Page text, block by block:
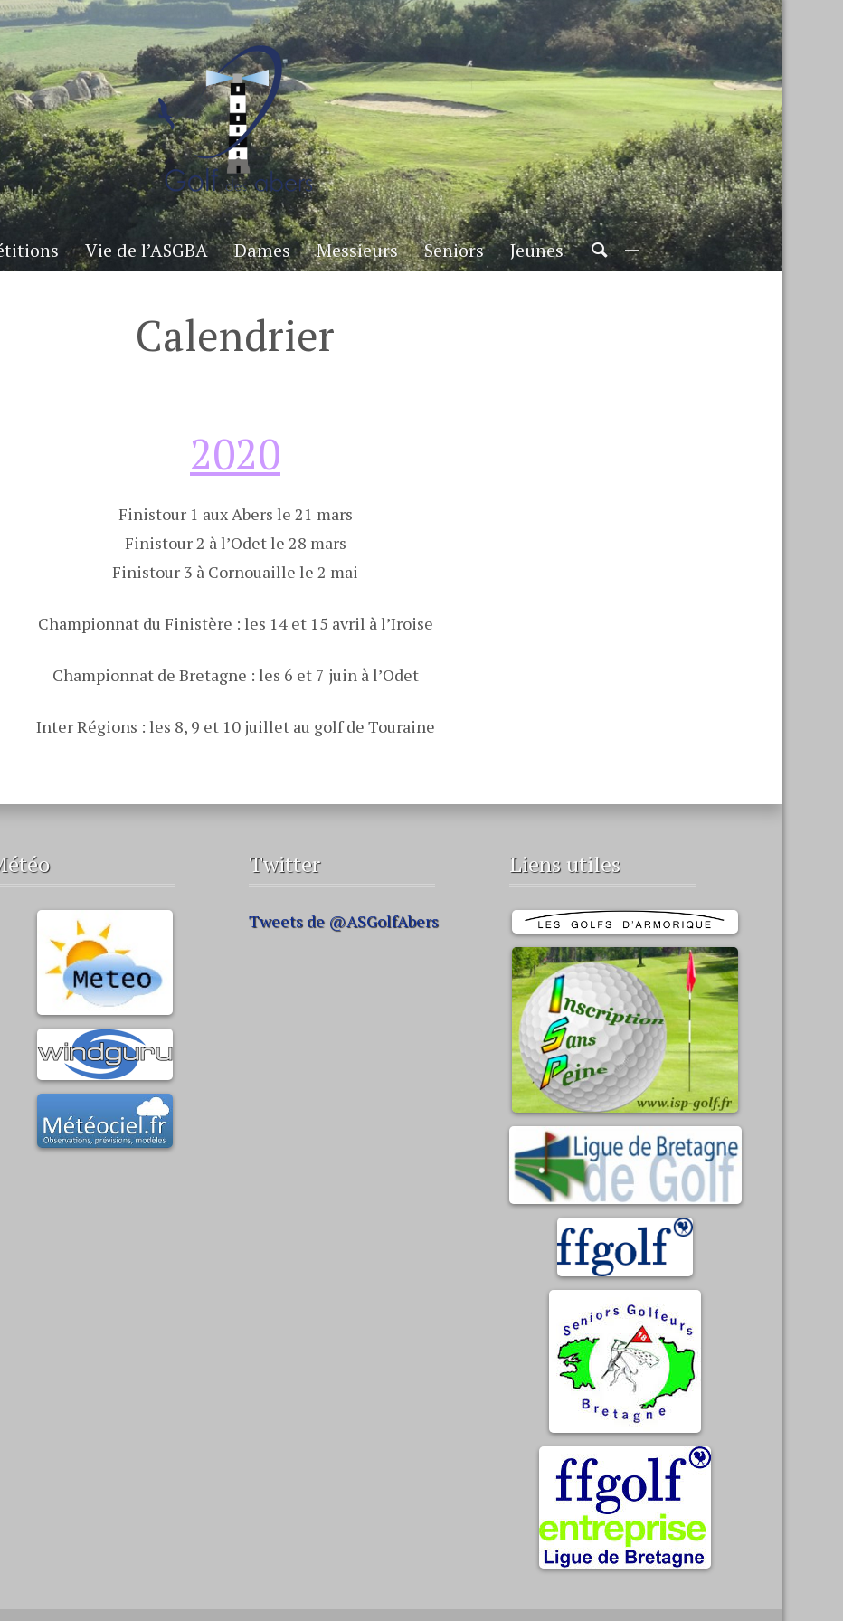
Vie de l’ASGBA Dames Messieurs Seniors Jeunes
Calendrier
2020
Finistour 1 aux Abers le 21 mars
Finistour 2 à l’Odet le 28 mars
Finistour 3 à Cornouaille le 2 mai
Championnat du Finistère : les 14 et 15 avril à l’Iroise
Championnat de Bretagne : les 6 et 7 juin à l’Odet
Inter Régions : les 8, 9 et 10 juillet au golf de Touraine
Twitter
Tweets de @ASGolfAbers
Liens utiles